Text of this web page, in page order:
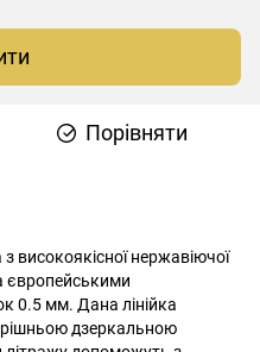
Порівняти
високоякісної нержавіючої
європейськими
0.5 мм. Дана лінійка
дзеркальною